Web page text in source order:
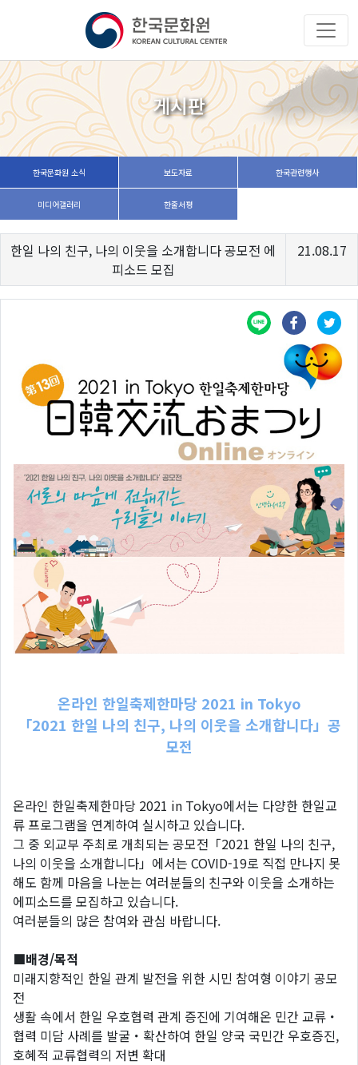
게시판
한국문화원 소식 보도자료 한국관련행사
미디어갤러리 한줄서평
한일 나의 친구, 나의 이웃을 소개합니다 공모전 에
피소드 모집
21.08.17
온라인 한일축제한마당 2021 in Tokyo
「2021 한일 나의 친구, 나의 이웃을 소개합니다」공
모전
온라인 한일축제한마당 2021 in Tokyo에서는 다양한 한일교
류 프로그램을 연계하여 실시하고 있습니다.
그 중 외교부 주최로 개최되는 공모전「2021 한일 나의 친구,
나의 이웃을 소개합니다」에서는 COVID-19로 직접 만나지 못
해도 함께 마음을 나눈는 여러분들의 친구와 이웃을 소개하는
에피소드를 모집하고 있습니다.
여러분들의 많은 참여와 관심 바랍니다.
■배경/목적
미래지향적인 한일 관계 발전을 위한 시민 참여형 이야기 공모
전
생활 속에서 한일 우호협력 관계 증진에 기여해온 민간 교류・
협력 미담 사례를 발굴・확산하여 한일 양국 국민간 우호증진,
호혜적 교류협력의 저변 확대